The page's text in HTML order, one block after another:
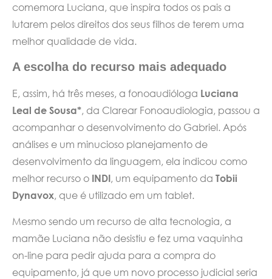
comemora Luciana, que inspira todos os pais a
lutarem pelos direitos dos seus filhos de terem uma
melhor qualidade de vida.
A escolha do recurso mais adequado
E, assim, há três meses, a fonoaudióloga Luciana
Leal de Sousa*, da Clarear Fonoaudiologia, passou a
acompanhar o desenvolvimento do Gabriel. Após
análises e um minucioso planejamento de
desenvolvimento da linguagem, ela indicou como
melhor recurso o INDI, um equipamento da Tobii
Dynavox, que é utilizado em um tablet.
Mesmo sendo um recurso de alta tecnologia, a
mamãe Luciana não desistiu e fez uma vaquinha
on-line para pedir ajuda para a compra do
equipamento, já que um novo processo judicial seria